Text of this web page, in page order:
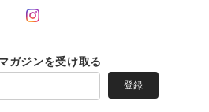
ガジンを受け取る
登録